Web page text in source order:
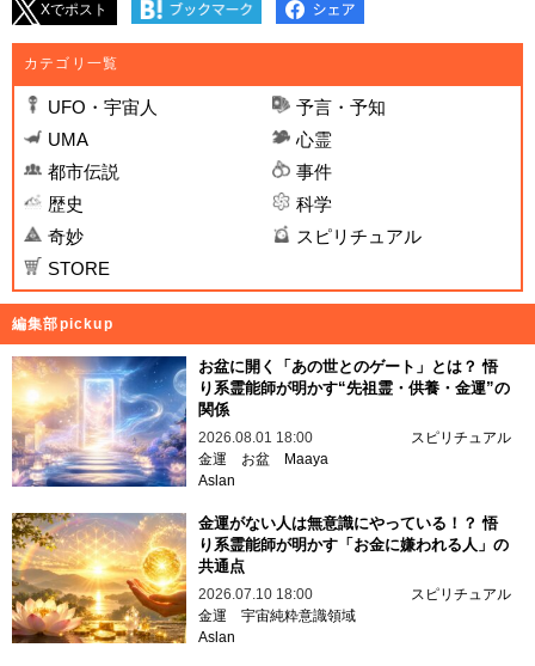
Xでポスト
カテゴリ一覧
UFO・宇宙人
予言・予知
UMA
心霊
都市伝説
事件
歴史
科学
奇妙
スピリチュアル
STORE
編集部pickup
お盆に開く「あの世とのゲート」とは？ 悟
り系霊能師が明かす“先祖霊・供養・金運”の
関係
2026.08.01 18:00
スピリチュアル
金運
お盆
Maaya
Aslan
金運がない人は無意識にやっている！？ 悟
り系霊能師が明かす「お金に嫌われる人」の
共通点
2026.07.10 18:00
スピリチュアル
金運 宇宙純粋意識領域
Aslan